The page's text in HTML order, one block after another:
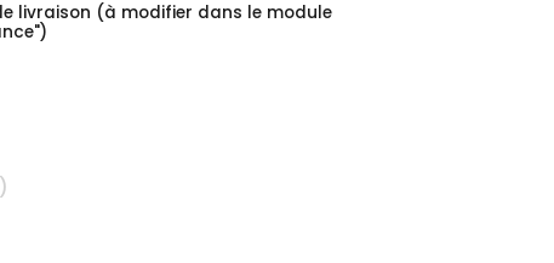
livraison (à modifier dans le module